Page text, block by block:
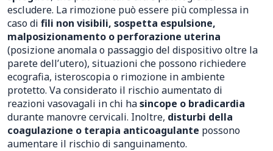
escludere. La rimozione può essere più complessa in
caso di fili non visibili, sospetta espulsione,
malposizionamento o perforazione uterina
(posizione anomala o passaggio del dispositivo oltre la
parete dell’utero), situazioni che possono richiedere
ecografia, isteroscopia o rimozione in ambiente
protetto. Va considerato il rischio aumentato di
reazioni vasovagali in chi hasincope o bradicardia
durante manovre cervicali. Inoltre, disturbi della
coagulazione o terapia anticoagulante possono
aumentare il rischio di sanguinamento.